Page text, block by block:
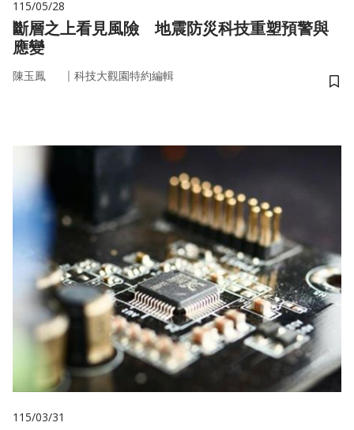
115/05/28
斷層之上看見風險 地震防災科技重塑預警與
應變
陳玉鳳 ｜ 科技大觀園特約編輯
儲
115/03/31